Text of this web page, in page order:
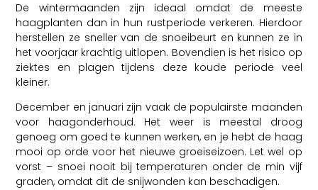
De wintermaanden zijn ideaal omdat de meeste
haagplanten dan in hun rustperiode verkeren. Hierdoor
herstellen ze sneller van de snoeibeurt en kunnen ze in
het voorjaar krachtig uitlopen. Bovendien is het risico op
ziektes en plagen tijdens deze koude periode veel
kleiner.
December en januari zijn vaak de populairste maanden
voor haagonderhoud. Het weer is meestal droog
genoeg om goed te kunnen werken, en je hebt de haag
mooi op orde voor het nieuwe groeiseizoen. Let wel op
vorst – snoei nooit bij temperaturen onder de min vijf
graden, omdat dit de snijwonden kan beschadigen.